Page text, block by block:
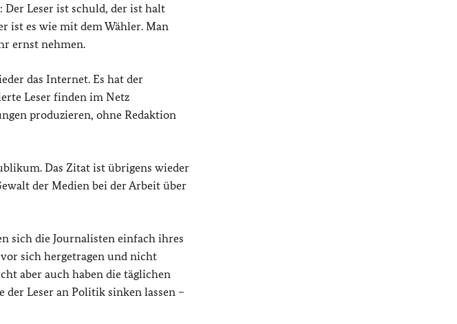
Der Leser ist schuld, der ist halt
ist es wie mit dem Wähler. Man
ernst nehmen.
das Internet. Es hat der
Leser finden im Netz
produzieren, ohne Redaktion
Das Zitat ist übrigens wieder
der Medien bei der Arbeit über
sich die Journalisten einfach ihres
sich hergetragen und nicht
aber auch haben die täglichen
Leser an Politik sinken lassen –